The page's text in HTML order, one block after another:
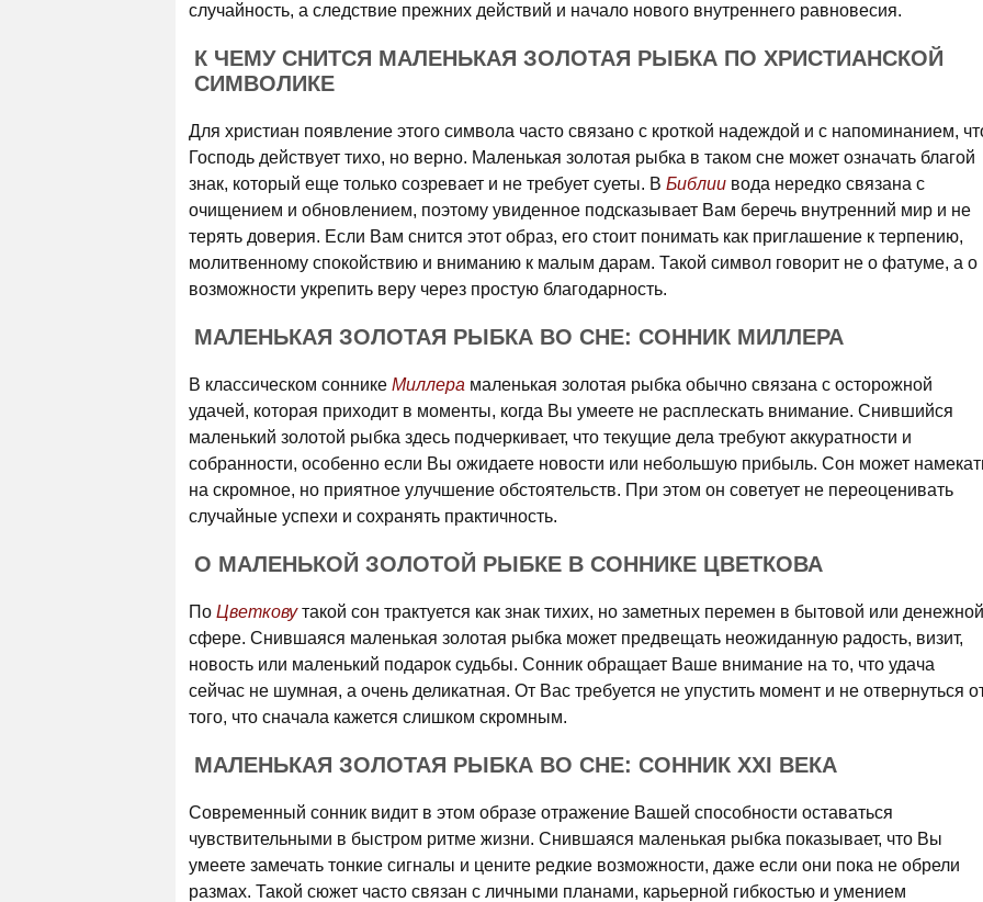
случайность, а следствие прежних действий и начало нового внутреннего равновесия.
К ЧЕМУ СНИТСЯ МАЛЕНЬКАЯ ЗОЛОТАЯ РЫБКА ПО ХРИСТИАНСКОЙ
СИМВОЛИКЕ
Для христиан появление этого символа часто связано с кроткой надеждой и с напоминанием,
Господь действует тихо, но верно. Маленькая золотая рыбка в таком сне может означать благой
знак, который еще только созревает и не требует суеты. В Библии вода нередко связана с
очищением и обновлением, поэтому увиденное подсказывает Вам беречь внутренний мир и не
терять доверия. Если Вам снится этот образ, его стоит понимать как приглашение к терпению,
молитвенному спокойствию и вниманию к малым дарам. Такой символ говорит не о фатуме, а о
возможности укрепить веру через простую благодарность.
МАЛЕНЬКАЯ ЗОЛОТАЯ РЫБКА ВО СНЕ: СОННИК МИЛЛЕРА
В классическом соннике Миллера маленькая золотая рыбка обычно связана с осторожной
удачей, которая приходит в моменты, когда Вы умеете не расплескать внимание. Снившийся
маленький золотой рыбка здесь подчеркивает, что текущие дела требуют аккуратности и
собранности, особенно если Вы ожидаете новости или небольшую прибыль. Сон может
на скромное, но приятное улучшение обстоятельств. При этом он советует не переоценивать
случайные успехи и сохранять практичность.
О МАЛЕНЬКОЙ ЗОЛОТОЙ РЫБКЕ В СОННИКЕ ЦВЕТКОВА
По Цветковутакой сон трактуется как знак тихих, но заметных перемен в бытовой или денежной
сфере. Снившаяся маленькая золотая рыбка может предвещать неожиданную радость, визит,
новость или маленький подарок судьбы. Сонник обращает Ваше внимание на то, что удача
сейчас не шумная, а очень деликатная. От Вас требуется не упустить момент и не отвернуться
того, что сначала кажется слишком скромным.
МАЛЕНЬКАЯ ЗОЛОТАЯ РЫБКА ВО СНЕ: СОННИК XXI ВЕКА
Современный сонник видит в этом образе отражение Вашей способности оставаться
чувствительными в быстром ритме жизни. Снившаяся маленькая рыбка показывает, что Вы
умеете замечать тонкие сигналы и цените редкие возможности, даже если они пока не обрели
размах. Такой сюжет часто связан с личными планами, карьерной гибкостью и умением